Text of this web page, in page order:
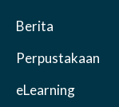
Berita
Perpustakaan
eLearning